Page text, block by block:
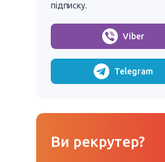
підписку.
Viber
Telegram
Ви рекрутер?